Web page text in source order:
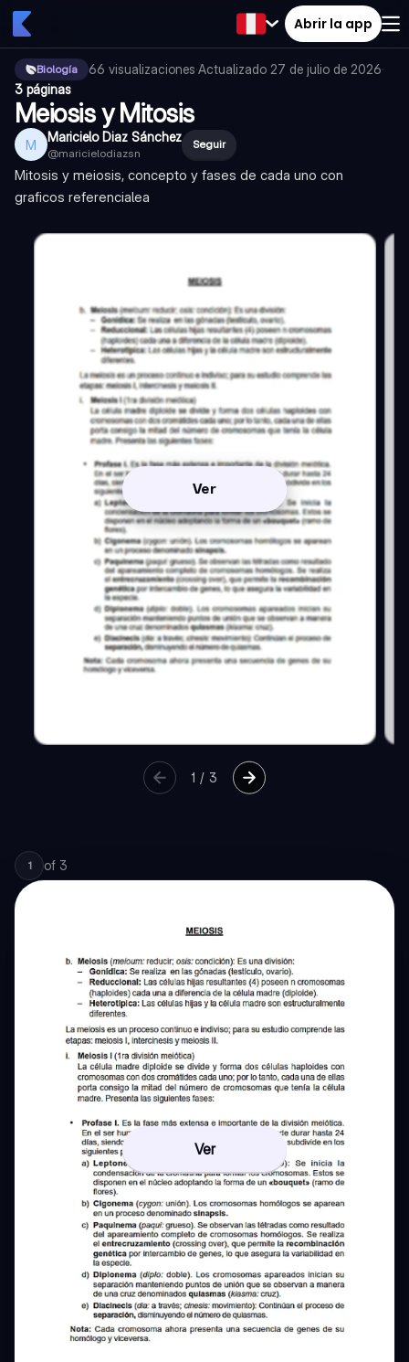
Abrir la app
Biología 66 visualizaciones·Actualizado 27 de julio de 2026·
3 páginas
Meiosis y Mitosis
M Maricielo Diaz Sánchez
@maricielodiazsn
Seguir
Mitosis y meiosis, concepto y fases de cada uno con
graficos referencialea
Ver
1 / 3
1 of 3
Ver